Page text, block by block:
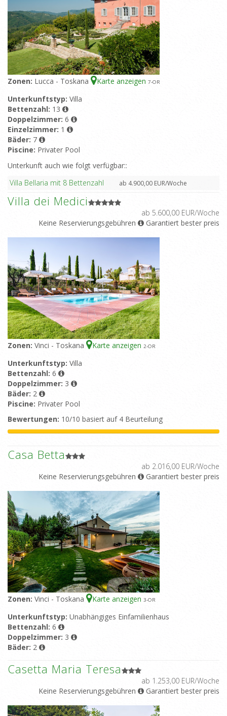
Zonen: Lucca - Toskana Karte anzeigen 7-OR
Unterkunftstyp: Villa
Bettenzahl: 13
Doppelzimmer: 6
Einzelzimmer: 1
Bäder: 7
Piscine: Privater Pool
Unterkunft auch wie folgt verfügbar::
Villa Bellaria mit 8 Bettenzahl
ab 4.900,00 EUR/Woche
Villa dei Medici
ab 5.600,00 EUR/Woche
Keine Reservierungsgebühren
Garantiert bester preis
Zonen: Vinci - Toskana Karte anzeigen 2-OR
Unterkunftstyp: Villa
Bettenzahl: 6
Doppelzimmer: 3
Bäder: 2
Piscine: Privater Pool
Bewertungen: 10/10 basiert auf 4 Beurteilung
Casa Betta
ab 2.016,00 EUR/Woche
Keine Reservierungsgebühren
Garantiert bester preis
Zonen: Vinci - Toskana Karte anzeigen 3-OR
Unterkunftstyp: Unabhängiges Einfamilienhaus
Bettenzahl: 6
Doppelzimmer: 3
Bäder: 2
Casetta Maria Teresa
ab 1.253,00 EUR/Woche
Keine Reservierungsgebühren
Garantiert bester preis